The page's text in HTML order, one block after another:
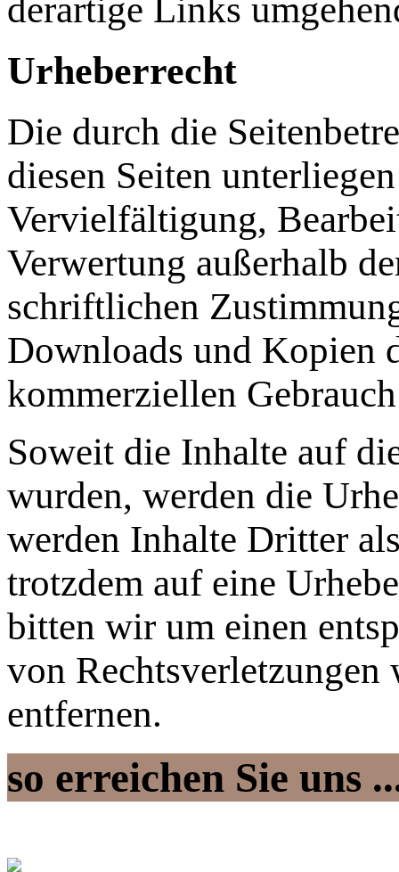
derartige Links
Urheberrecht
Die durch die
diesen Seiten
Vervielfältigung,
Verwertung außerhalb
schriftlichen
Downloads und Kopien
kommerziellen
Soweit die Inhalte auf
wurden, werden die
werden Inhalte Dritter
trotzdem auf eine
bitten wir um einen
von Rechtsverletzungen
entfernen.
so erreichen Sie uns